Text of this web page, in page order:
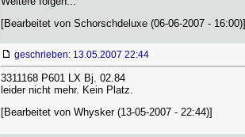
[Bearbeitet von Schorschdeluxe (06-06-2007 - 16:00)]
geschrieben: 13.05.2007 22:44
3311168 P601 LX Bj. 02.84
leider nicht mehr. Kein Platz.
[Bearbeitet von Whysker (13-05-2007 - 22:44)]